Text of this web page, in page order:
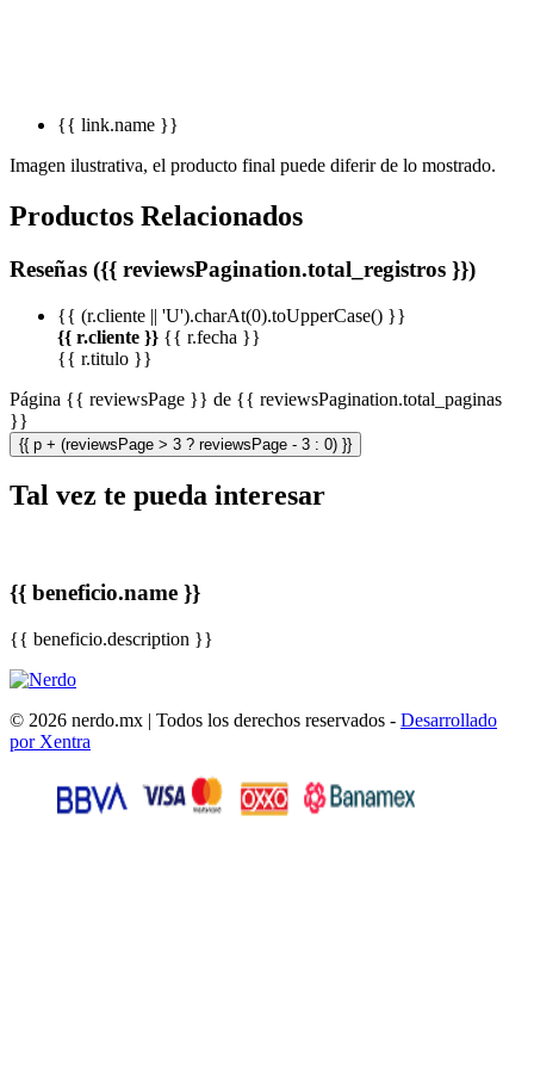
{{ link.name }}
Imagen ilustrativa, el producto final puede diferir de lo mostrado.
Productos Relacionados
Reseñas ({{ reviewsPagination.total_registros }})
{{ (r.cliente || 'U').charAt(0).toUpperCase() }}
{{ r.cliente }} {{ r.fecha }}
{{ r.titulo }}
Página {{ reviewsPage }} de {{ reviewsPagination.total_paginas
}}
{{ p + (reviewsPage > 3 ? reviewsPage - 3 : 0) }}
Tal vez te pueda interesar
{{ beneficio.name }}
{{ beneficio.description }}
© 2026 nerdo.mx | Todos los derechos reservados - Desarrollado
por Xentra